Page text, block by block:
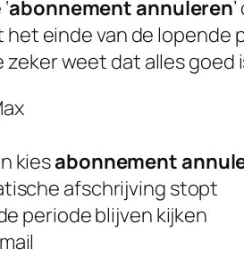
abonnement annuleren
einde van de lopende
zeker weet dat alles goed
kiesabonnement
afschrijving stopt
periode blijven kijken